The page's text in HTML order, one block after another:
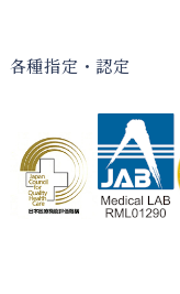
各種指定・認定